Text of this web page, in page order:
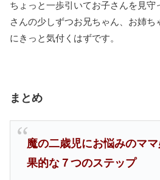
ちょっと一歩引いてお子さんを見守
さんの少しずつお兄ちゃん、お姉ち
にきっと気付くはずです。
まとめ
魔の二歳児にお悩みのマ
果的な７つのステップ